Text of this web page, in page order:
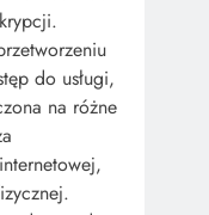
do usługi,
na różne